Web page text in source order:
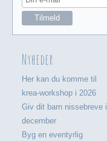
Nyheder
Her kan du komme til
krea-workshop i 2026
Giv dit barn nissebreve i
december
Byg en eventyrlig